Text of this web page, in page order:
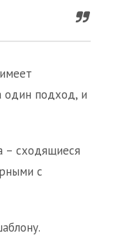
один подход, и
– сходящиеся
с